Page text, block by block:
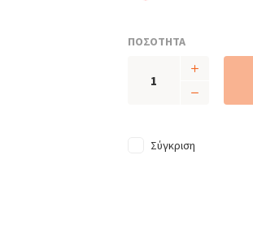
ΠΟΣΟΤΗΤΑ
Σύγκριση